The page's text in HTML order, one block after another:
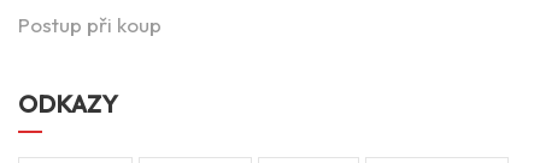
Postup při koup
ODKAZY